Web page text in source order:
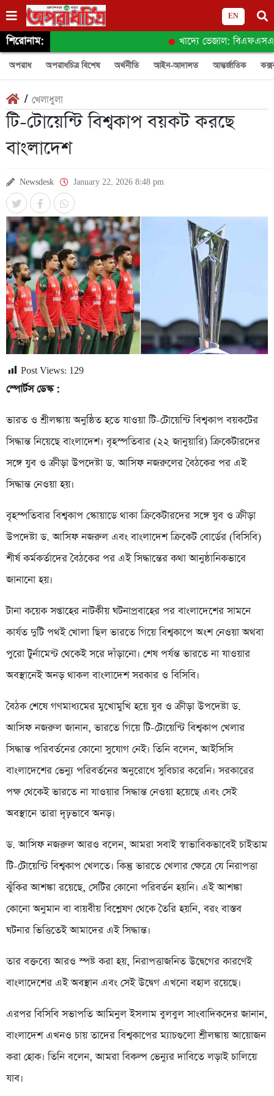
EN
শিরোনাম: খাদ্যে ভেজাল: বিএফএসএর
অপরাধ অপরাধচিত্র বিশেষ অর্থনীতি আইন-আদালত আন্তর্জাতিক
/ খেলাধুলা
টি-টোয়েন্টি বিশ্বকাপ বয়কট করছে
বাংলাদেশ
Newsdesk January 22, 2026 8:48 pm
Post Views: 129
স্পোর্টস ডেস্ক :
ভারত ও শ্রীলঙ্কায় অনুষ্ঠিত হতে যাওয়া টি-টোয়েন্টি বিশ্বকাপ বয়কটের
সিদ্ধান্ত নিয়েছে বাংলাদেশ। বৃহস্পতিবার (২২ জানুয়ারি) ক্রিকেটারদের
সঙ্গে যুব ও ক্রীড়া উপদেষ্টা ড. আসিফ নজরুলের বৈঠকের পর এই
সিদ্ধান্ত নেওয়া হয়।
বৃহস্পতিবার বিশ্বকাপ স্কোয়াডে থাকা ক্রিকেটারদের সঙ্গে যুব ও ক্রীড়া
উপদেষ্টা ড. আসিফ নজরুল এবং বাংলাদেশ ক্রিকেট বোর্ডের (বিসিবি)
শীর্ষ কর্মকর্তাদের বৈঠকের পর এই সিদ্ধান্তের কথা আনুষ্ঠানিকভাবে
জানানো হয়।
টানা কয়েক সপ্তাহের নাটকীয় ঘটনাপ্রবাহের পর বাংলাদেশের সামনে
কার্যত দুটি পথই খোলা ছিল ভারতে গিয়ে বিশ্বকাপে অংশ নেওয়া অথবা
পুরো টুর্নামেন্ট থেকেই সরে দাঁড়ানো। শেষ পর্যন্ত ভারতে না যাওয়ার
অবস্থানেই অনড় থাকল বাংলাদেশ সরকার ও বিসিবি।
বৈঠক শেষে গণমাধ্যমের মুখোমুখি হয়ে যুব ও ক্রীড়া উপদেষ্টা ড.
আসিফ নজরুল জানান, ভারতে গিয়ে টি-টোয়েন্টি বিশ্বকাপ খেলার
সিদ্ধান্ত পরিবর্তনের কোনো সুযোগ নেই। তিনি বলেন, আইসিসি
বাংলাদেশের ভেন্যু পরিবর্তনের অনুরোধে সুবিচার করেনি। সরকারের
পক্ষ থেকেই ভারতে না যাওয়ার সিদ্ধান্ত নেওয়া হয়েছে এবং সেই
অবস্থানে তারা দৃঢ়ভাবে অনড়।
ড. আসিফ নজরুল আরও বলেন, আমরা সবাই স্বাভাবিকভাবেই চাইতাম
টি-টোয়েন্টি বিশ্বকাপ খেলতে। কিন্তু ভারতে খেলার ক্ষেত্রে যে নিরাপত্তা
ঝুঁকির আশঙ্কা রয়েছে, সেটির কোনো পরিবর্তন হয়নি। এই আশঙ্কা
কোনো অনুমান বা বায়বীয় বিশ্লেষণ থেকে তৈরি হয়নি, বরং বাস্তব
ঘটনার ভিত্তিতেই আমাদের এই সিদ্ধান্ত।
তার বক্তব্যে আরও স্পষ্ট করা হয়, নিরাপত্তাজনিত উদ্বেগের কারণেই
বাংলাদেশের এই অবস্থান এবং সেই উদ্বেগ এখনো বহাল রয়েছে।
এরপর বিসিবি সভাপতি আমিনুল ইসলাম বুলবুল সাংবাদিকদের জানান,
বাংলাদেশ এখনও চায় তাদের বিশ্বকাপের ম্যাচগুলো শ্রীলঙ্কায় আয়োজন
করা হোক। তিনি বলেন, আমরা বিকল্প ভেন্যুর দাবিতে লড়াই চালিয়ে
যাব।